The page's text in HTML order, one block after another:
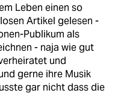
Leben einen so
Artikel gelesen -
Publikum als
- naja wie gut
und
gerne ihre Musik
gar nicht dass die